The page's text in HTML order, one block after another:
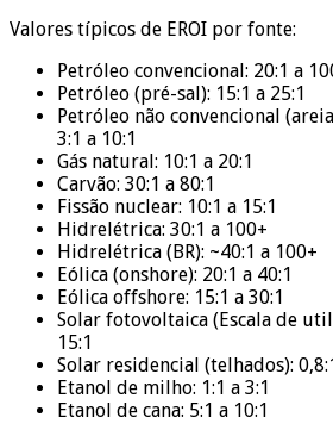
Valores típicos de EROI por fonte:
Petróleo convencional: 20:1 a
Petróleo (pré-sal): 15:1 a 25:1
Petróleo não convencional
3:1 a 10:1
Gás natural: 10:1 a 20:1
Carvão: 30:1 a 80:1
Fissão nuclear: 10:1 a 15:1
Hidrelétrica: 30:1 a 100+
Hidrelétrica (BR): ~40:1 a 100+
Eólica (onshore): 20:1 a 40:1
Eólica offshore: 15:1 a 30:1
Solar fotovoltaica (Escala de
15:1
Solar residencial (telhados):
Etanol de milho: 1:1 a 3:1
Etanol de cana: 5:1 a 10:1